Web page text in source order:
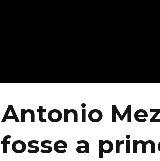
Antonio
fosse a